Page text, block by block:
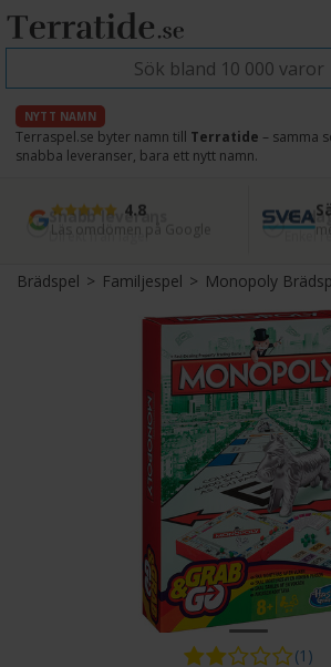
NYTT NAMN
Terraspel.se byter namn till Terratide – samma
snabba leveranser, bara ett nytt namn.
4.8
Läs omdömen på Google
Snabb leverans
Direkt från lager
45
Enkel
Brädspel> Familjespel> Monopoly
(1)